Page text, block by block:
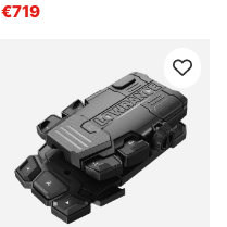
€719